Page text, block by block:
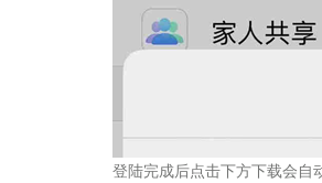
登陆完成后点击下方下载会自